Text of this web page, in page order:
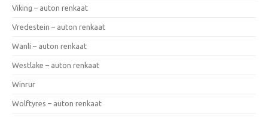
Viking – auton renkaat
Vredestein – auton renkaat
Wanli – auton renkaat
Westlake – auton renkaat
Winrur
Wolftyres – auton renkaat